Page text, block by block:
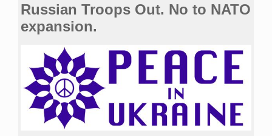
Russian Troops Out. No to NATO
expansion.